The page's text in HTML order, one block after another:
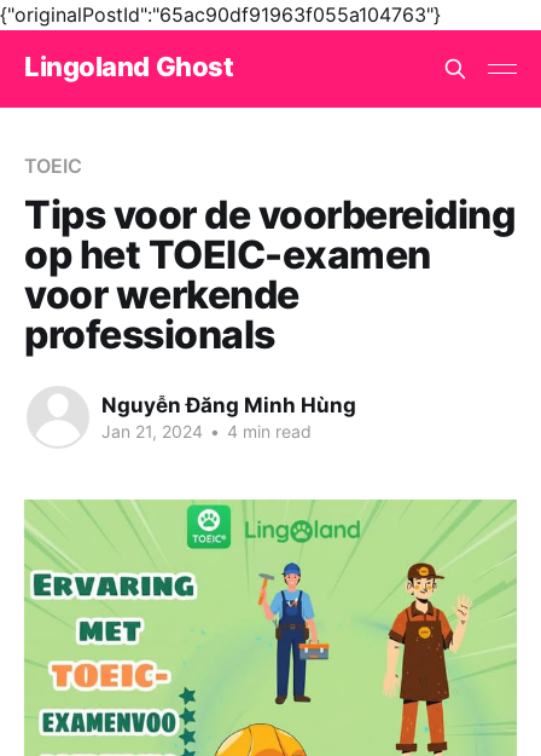
{"originalPostId":"65ac90df91963f055a104763"}
Lingoland Ghost
TOEIC
Tips voor de voorbereiding
op het TOEIC-examen
voor werkende
professionals
Nguyễn Đăng Minh Hùng
Jan 21, 2024 • 4 min read